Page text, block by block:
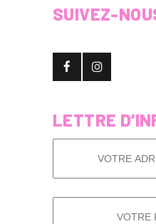
SUIVEZ-
LETTRE